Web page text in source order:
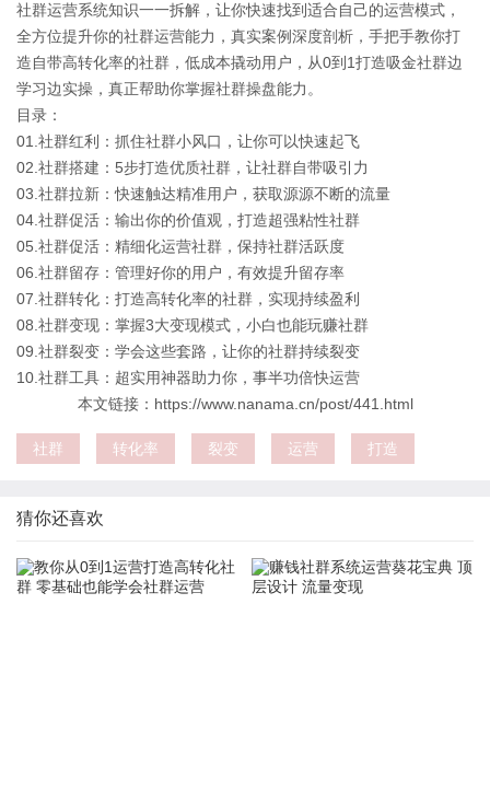
社群运营系统知识一一拆解，让你快速找到适合自己的运营模式，
全方位提升你的社群运营能力，真实案例深度剖析，手把手教你打
造自带高转化率的社群，低成本撬动用户，从0到1打造吸金社群边
学习边实操，真正帮助你掌握社群操盘能力。
目录：
01.社群红利：抓住社群小风口，让你可以快速起飞
02.社群搭建：5步打造优质社群，让社群自带吸引力
03.社群拉新：快速触达精准用户，获取源源不断的流量
04.社群促活：输出你的价值观，打造超强粘性社群
05.社群促活：精细化运营社群，保持社群活跃度
06.社群留存：管理好你的用户，有效提升留存率
07.社群转化：打造高转化率的社群，实现持续盈利
08.社群变现：掌握3大变现模式，小白也能玩赚社群
09.社群裂变：学会这些套路，让你的社群持续裂变
10.社群工具：超实用神器助力你，事半功倍快运营
本文链接：https://www.nanama.cn/post/441.html
社群 转化率 裂变 运营 打造
猜你还喜欢